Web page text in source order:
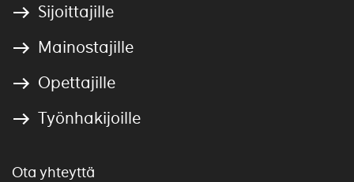
Sijoittajille
Mainostajille
Opettajille
Työnhakijoille
Ota yhteyttä